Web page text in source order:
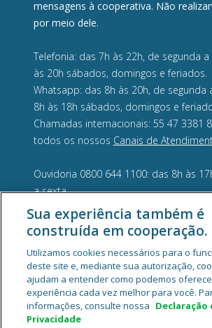
mensagens à cooperativa. Não
por meio dele.
Telefonia: das 7h às 22h, de segunda
às 20h sábados, domingos e feriados.
Whatsapp: das 8h às 20h, de segunda
8h às 18h sábados, domingos e
Chamadas internacionais: 55 47 3381
todos os nossos Canais de
Ouvidoria 0800 644 1100: das 8h às
a sexta.
Sua experiência também é
construída em cooperação.
Utilizamos cookies necessários para o
deste site e, mediante sua autorização,
ajudam a entender como podemos
experiência cada vez melhor para você.
informações, consulte nossa Declaração
Privacidade